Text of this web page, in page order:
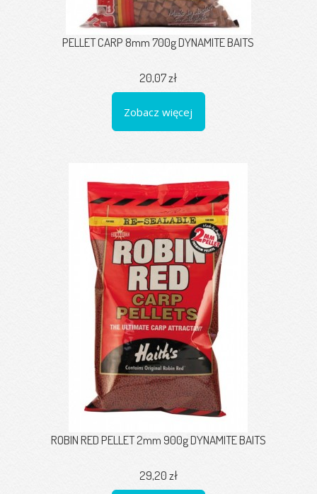
PELLET CARP 8mm 700g DYNAMITE BAITS
20,07 zł
Zobacz więcej
ROBIN RED PELLET 2mm 900g DYNAMITE BAITS
29,20 zł